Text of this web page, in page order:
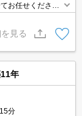
お任せくださ
わせくださいま
すので安心して
見る
年
分